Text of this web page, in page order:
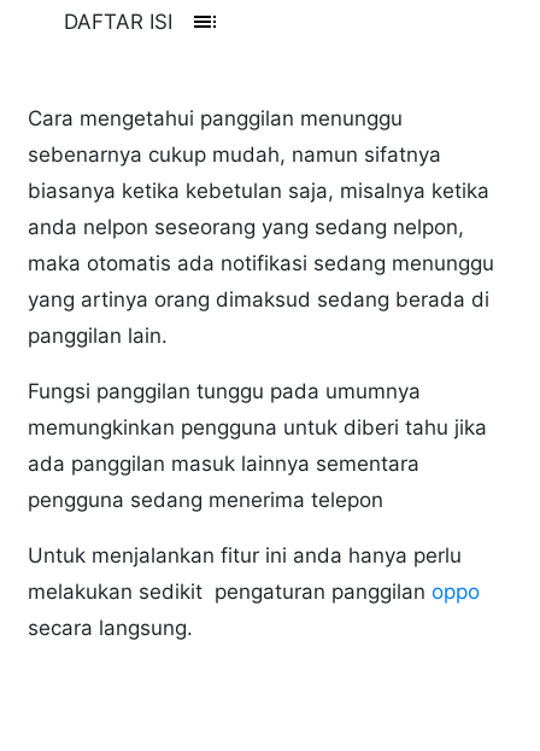
DAFTAR ISI toc
Cara mengetahui panggilan menunggu
sebenarnya cukup mudah, namun sifatnya
biasanya ketika kebetulan saja, misalnya ketika
anda nelpon seseorang yang sedang nelpon,
maka otomatis ada notifikasi sedang menunggu
yang artinya orang dimaksud sedang berada di
panggilan lain.
Fungsi panggilan tunggu pada umumnya
memungkinkan pengguna untuk diberi tahu jika
ada panggilan masuk lainnya sementara
pengguna sedang menerima telepon
Untuk menjalankan fitur ini anda hanya perlu
melakukan sedikit pengaturan panggilanoppo
secara langsung.